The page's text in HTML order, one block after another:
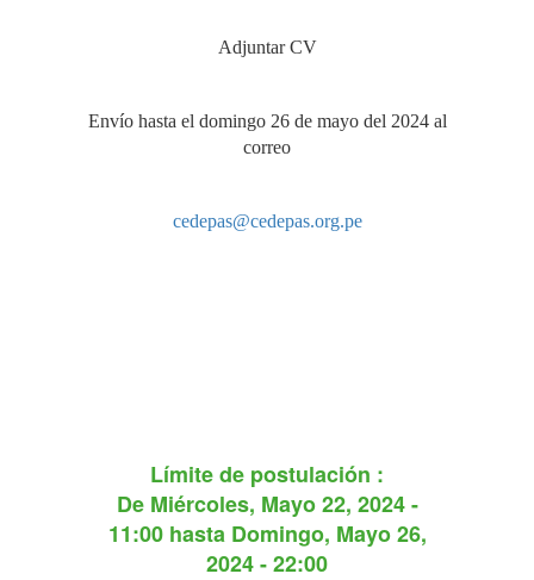
Adjuntar CV
Envío hasta el domingo 26 de mayo del 2024 al
correo
cedepas@cedepas.org.pe
Límite de postulación :
De Miércoles, Mayo 22, 2024 -
11:00hasta Domingo, Mayo 26,
2024 - 22:00